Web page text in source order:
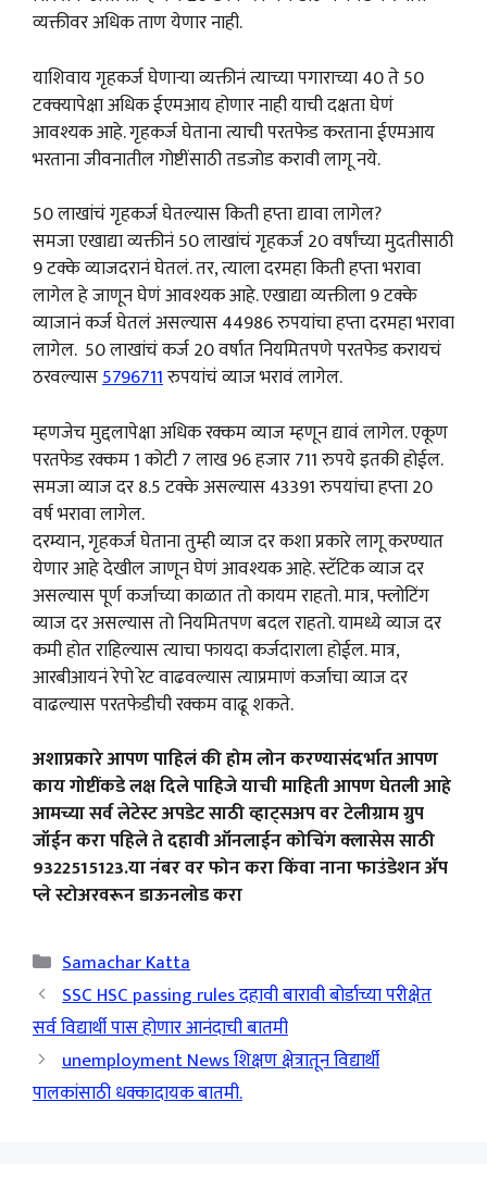
व्यक्तीवर अधिक ताण येणार नाही.
याशिवाय गृहकर्ज घेणाऱ्या व्यक्तीनं त्याच्या पगाराच्या 40 ते 50
टक्क्यापेक्षा अधिक ईएमआय होणार नाही याची दक्षता घेणं
आवश्यक आहे. गृहकर्ज घेताना त्याची परतफेड करताना ईएमआय
भरताना जीवनातील गोष्टींसाठी तडजोड करावी लागू नये.
50 लाखांचं गृहकर्ज घेतल्यास किती हप्ता द्यावा लागेल?
समजा एखाद्या व्यक्तीनं 50 लाखांचं गृहकर्ज 20 वर्षांच्या मुदतीसाठी
9 टक्के व्याजदरानं घेतलं. तर, त्याला दरमहा किती हप्ता भरावा
लागेल हे जाणून घेणं आवश्यक आहे. एखाद्या व्यक्तीला 9 टक्के
व्याजानं कर्ज घेतलं असल्यास 44986 रुपयांचा हप्ता दरमहा भरावा
लागेल. 50 लाखांचं कर्ज 20 वर्षात नियमितपणे परतफेड करायचं
ठरवल्यास5796711रुपयांचं व्याज भरावं लागेल.
म्हणजेच मुद्दलापेक्षा अधिक रक्कम व्याज म्हणून द्यावं लागेल. एकूण
परतफेड रक्कम 1 कोटी 7 लाख 96 हजार 711 रुपये इतकी होईल.
समजा व्याज दर 8.5 टक्के असल्यास 43391 रुपयांचा हप्ता 20
वर्ष भरावा लागेल.
दरम्यान, गृहकर्ज घेताना तुम्ही व्याज दर कशा प्रकारे लागू करण्यात
येणार आहे देखील जाणून घेणं आवश्यक आहे. स्टॅटिक व्याज दर
असल्यास पूर्ण कर्जाच्या काळात तो कायम राहतो. मात्र, फ्लोटिंग
व्याज दर असल्यास तो नियमितपण बदल राहतो. यामध्ये व्याज दर
कमी होत राहिल्यास त्याचा फायदा कर्जदाराला होईल. मात्र,
आरबीआयनं रेपो रेट वाढवल्यास त्याप्रमाणं कर्जाचा व्याज दर
वाढल्यास परतफेडीची रक्कम वाढू शकते.
अशाप्रकारे आपण पाहिलं की होम लोन करण्यासंदर्भात आपण
काय गोष्टींकडे लक्ष दिले पाहिजे याची माहिती आपण घेतली आहे
आमच्या सर्व लेटेस्ट अपडेट साठी व्हाट्सअप वर टेलीग्राम ग्रुप
जॉईन करा पहिले ते दहावी ऑनलाईन कोचिंग क्लासेस साठी
9322515123.या नंबर वर फोन करा किंवा नाना फाउंडेशन ॲप
प्ले स्टोअरवरून डाऊनलोड करा
Categories
Samachar Katta
SSC HSC passing rules दहावी बारावी बोर्डाच्या परीक्षेत
सर्व विद्यार्थी पास होणार आनंदाची बातमी
unemployment News शिक्षण क्षेत्रातून विद्यार्थी
पालकांसाठी धक्कादायक बातमी.